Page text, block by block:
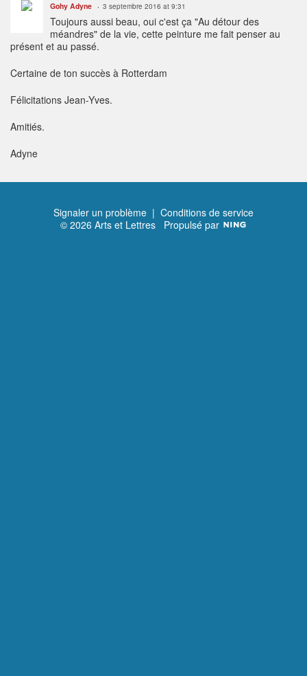
Gohy Adyne 3 septembre 2016 at 9:31
Toujours aussi beau, oui c'est ça "Au détour des
méandres" de la vie, cette peinture me fait penser au
présent et au passé.
Certaine de ton succès à Rotterdam
Félicitations Jean-Yves.
Amitiés.
Adyne
Signaler un problème | Conditions de service
© 2026 Arts et Lettres Propulsé par